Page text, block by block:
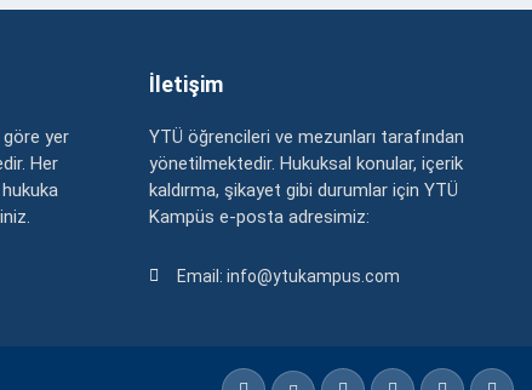
göre yer
Her
İletişim
YTÜ öğrencileri ve mezunları tarafından
yönetilmektedir. Hukuksal konular, içerik
kaldırma, şikayet gibi durumlar için YTÜ
Kampüs e-posta adresimiz:
Email: info@ytukampus.com